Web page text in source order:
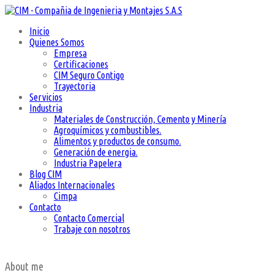
Inicio
Quienes Somos
Empresa
Certificaciones
CIM Seguro Contigo
Trayectoria
Servicios
Industria
Materiales de Construcción, Cemento y Minería
Agroquímicos y combustibles.
Alimentos y productos de consumo.
Generación de energia.
Industria Papelera
Blog CIM
Aliados Internacionales
Cimpa
Contacto
Contacto Comercial
Trabaje con nosotros
About me